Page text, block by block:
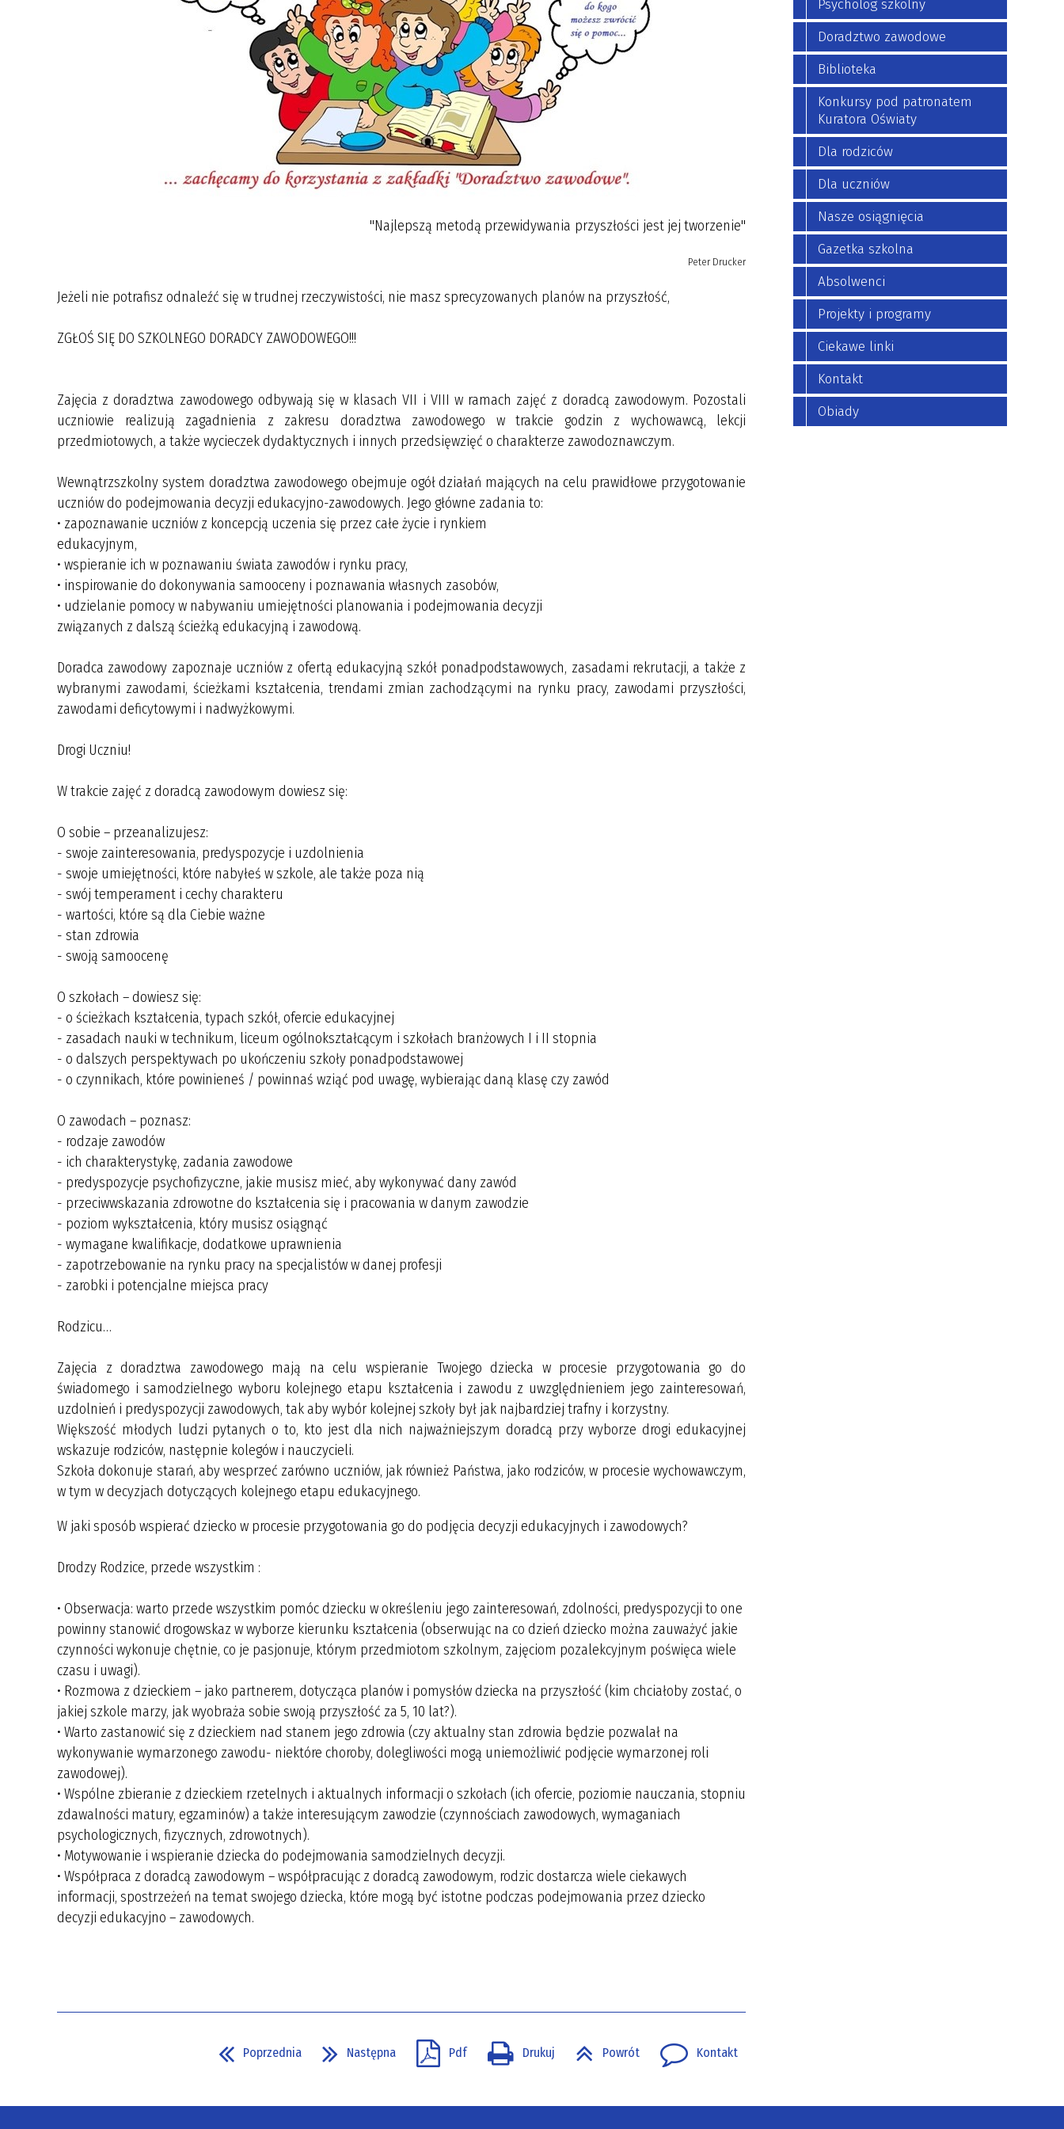
"Najlepszą metodą przewidywania przyszłości jest jej tworzenie"
Peter Drucker
Jeżeli nie potrafisz odnaleźć się w trudnej rzeczywistości, nie masz sprecyzowanych planów na przyszłość,
ZGŁOŚ SIĘ DO SZKOLNEGO DORADCY ZAWODOWEGO!!!
Zajęcia z doradztwa zawodowego odbywają się w klasach VII i VIII w ramach zajęć z doradcą zawodowym. Pozostali
uczniowie realizują zagadnienia z zakresu doradztwa zawodowego w trakcie godzin z wychowawcą, lekcji
przedmiotowych, a także wycieczek dydaktycznych i innych przedsięwzięć o charakterze zawodoznawczym.
Wewnątrzszkolny system doradztwa zawodowego obejmuje ogół działań mających na celu prawidłowe przygotowanie
uczniów do podejmowania decyzji edukacyjno-zawodowych. Jego główne zadania to:
• zapoznawanie uczniów z koncepcją uczenia się przez całe życie i rynkiem
edukacyjnym,
• wspieranie ich w poznawaniu świata zawodów i rynku pracy,
• inspirowanie do dokonywania samooceny i poznawania własnych zasobów,
• udzielanie pomocy w nabywaniu umiejętności planowania i podejmowania decyzji
związanych z dalszą ścieżką edukacyjną i zawodową.
Doradca zawodowy zapoznaje uczniów z ofertą edukacyjną szkół ponadpodstawowych, zasadami rekrutacji, a także z
wybranymi zawodami, ścieżkami kształcenia, trendami zmian zachodzącymi na rynku pracy, zawodami przyszłości,
zawodami deficytowymi i nadwyżkowymi.
Drogi Uczniu!
W trakcie zajęć z doradcą zawodowym dowiesz się:
O sobie – przeanalizujesz:
- swoje zainteresowania, predyspozycje i uzdolnienia
- swoje umiejętności, które nabyłeś w szkole, ale także poza nią
- swój temperament i cechy charakteru
- wartości, które są dla Ciebie ważne
- stan zdrowia
- swoją samoocenę
O szkołach – dowiesz się:
- o ścieżkach kształcenia, typach szkół, ofercie edukacyjnej
- zasadach nauki w technikum, liceum ogólnokształcącym i szkołach branżowych I i II stopnia
- o dalszych perspektywach po ukończeniu szkoły ponadpodstawowej
- o czynnikach, które powinieneś / powinnaś wziąć pod uwagę, wybierając daną klasę czy zawód
O zawodach – poznasz:
- rodzaje zawodów
- ich charakterystykę, zadania zawodowe
- predyspozycje psychofizyczne, jakie musisz mieć, aby wykonywać dany zawód
- przeciwwskazania zdrowotne do kształcenia się i pracowania w danym zawodzie
- poziom wykształcenia, który musisz osiągnąć
- wymagane kwalifikacje, dodatkowe uprawnienia
- zapotrzebowanie na rynku pracy na specjalistów w danej profesji
- zarobki i potencjalne miejsca pracy
Rodzicu…
Zajęcia z doradztwa zawodowego mają na celu wspieranie Twojego dziecka w procesie przygotowania go do
świadomego i samodzielnego wyboru kolejnego etapu kształcenia i zawodu z uwzględnieniem jego zainteresowań,
uzdolnień i predyspozycji zawodowych, tak aby wybór kolejnej szkoły był jak najbardziej trafny i korzystny.
Większość młodych ludzi pytanych o to, kto jest dla nich najważniejszym doradcą przy wyborze drogi edukacyjnej
wskazuje rodziców, następnie kolegów i nauczycieli.
Szkoła dokonuje starań, aby wesprzeć zarówno uczniów, jak również Państwa, jako rodziców, w procesie wychowawczym,
w tym w decyzjach dotyczących kolejnego etapu edukacyjnego.
W jaki sposób wspierać dziecko w procesie przygotowania go do podjęcia decyzji edukacyjnych i zawodowych?
Drodzy Rodzice, przede wszystkim :
• Obserwacja: warto przede wszystkim pomóc dziecku w określeniu jego zainteresowań, zdolności, predyspozycji to one
powinny stanowić drogowskaz w wyborze kierunku kształcenia (obserwując na co dzień dziecko można zauważyć jakie
czynności wykonuje chętnie, co je pasjonuje, którym przedmiotom szkolnym, zajęciom pozalekcyjnym poświęca wiele
czasu i uwagi).
• Rozmowa z dzieckiem – jako partnerem, dotycząca planów i pomysłów dziecka na przyszłość (kim chciałoby zostać, o
jakiej szkole marzy, jak wyobraża sobie swoją przyszłość za 5, 10 lat?).
• Warto zastanowić się z dzieckiem nad stanem jego zdrowia (czy aktualny stan zdrowia będzie pozwalał na
wykonywanie wymarzonego zawodu- niektóre choroby, dolegliwości mogą uniemożliwić podjęcie wymarzonej roli
zawodowej).
• Wspólne zbieranie z dzieckiem rzetelnych i aktualnych informacji o szkołach (ich ofercie, poziomie nauczania, stopniu
zdawalności matury, egzaminów) a także interesującym zawodzie (czynnościach zawodowych, wymaganiach
psychologicznych, fizycznych, zdrowotnych).
• Motywowanie i wspieranie dziecka do podejmowania samodzielnych decyzji.
• Współpraca z doradcą zawodowym – współpracując z doradcą zawodowym, rodzic dostarcza wiele ciekawych
informacji, spostrzeżeń na temat swojego dziecka, które mogą być istotne podczas podejmowania przez dziecko
decyzji edukacyjno – zawodowych.
Poprzednia Następna Pdf Drukuj Powrót Kontakt
Psycholog szkolny
Doradztwo zawodowe
Biblioteka
Konkursy pod patronatem
Kuratora Oświaty
Dla rodziców
Dla uczniów
Nasze osiągnięcia
Gazetka szkolna
Absolwenci
Projekty i programy
Ciekawe linki
Kontakt
Obiady